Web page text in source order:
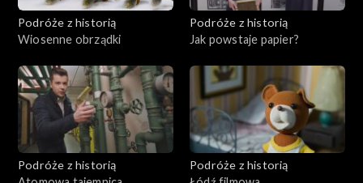
Podróże z historią
Wiosenne obrządki
Podróże z historią
Jak powstaje papier?
Podróże z historią
Podróże z historią